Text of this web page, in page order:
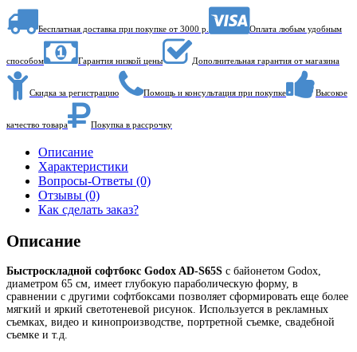
Бесплатная доставка при покупке от 3000 р. Оплата любым удобным
способом Гарантия низкой цены Дополнительная гарантия от магазина
Скидка за регистрацию Помощь и консультация при покупке Высокое
качество товара Покупка в рассрочку
Описание
Характеристики
Вопросы-Ответы (0)
Отзывы (0)
Как сделать заказ?
Описание
Быстроскладной cофтбокс Godox AD-S65S с байонетом Godox,
диаметром 65 см, имеет глубокую параболическую форму, в
сравнении с другими софтбоксами позволяет сформировать еще более
мягкий и яркий светотеневой рисунок. Используется в рекламных
съемках, видео и кинопроизводстве, портретной съемке, свадебной
съемке и т.д.